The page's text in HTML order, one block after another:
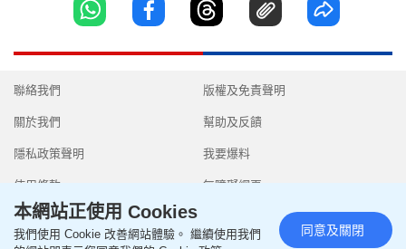
聯絡我們
關於我們
隱私政策聲明
使用條款
版權及免責聲明
幫助及反饋
我要爆料
無障礙網頁
本網站正使用 Cookies
我們使用 Cookie 改善網站體驗。 繼續使用我們
同意及關閉